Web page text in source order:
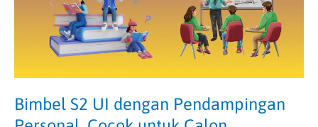
Bimbel S2 UI dengan Pendampingan
Mahasiswa
yang
Serius
Ingin